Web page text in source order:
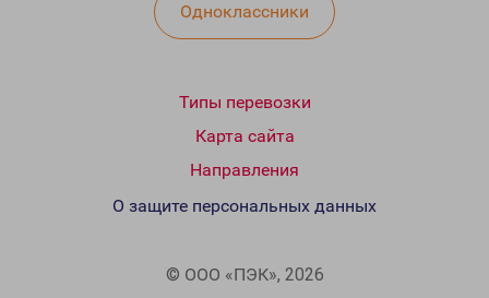
Одноклассники
Типы перевозки
Карта сайта
Направления
© ООО «ПЭК», 2026
О защите персональных данных